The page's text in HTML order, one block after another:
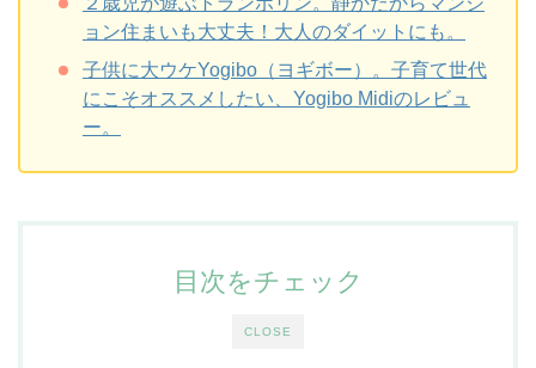
ョン住まいも大丈夫！大人のダイットにも。
子供に大ウケYogibo（ヨギボー）。子育て世代
にこそオススメしたい、Yogibo Midiのレビュ
ー。
CLOSE
目次をチェック